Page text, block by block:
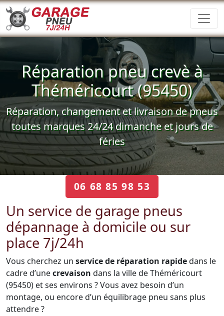
Réparation pneu crevè à
Théméricourt (95450)
Réparation, changement et livraison de pneus
toutes marques 24/24 dimanche et jours de
féries
06 68 85 98 53
Un service de garage pneus
dépannage à domicile ou sur
place 7j/24h
Vous cherchez un service de réparation rapidedans le
cadre d’unecrevaison dans la ville de Théméricourt
(95450) et ses environs ? Vous avez besoin d’un
montage, ou encore d’un équilibrage pneu sans plus
attendre ?